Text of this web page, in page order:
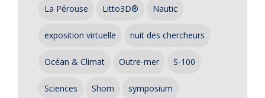
La Pérouse Litto3D® Nautic
exposition virtuelle nuit des chercheurs
Océan & Climat Outre-mer S-100
Sciences Shom symposium